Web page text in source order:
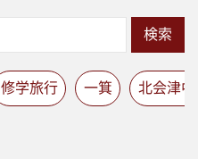
検索
修学旅行 一箕 北会津中